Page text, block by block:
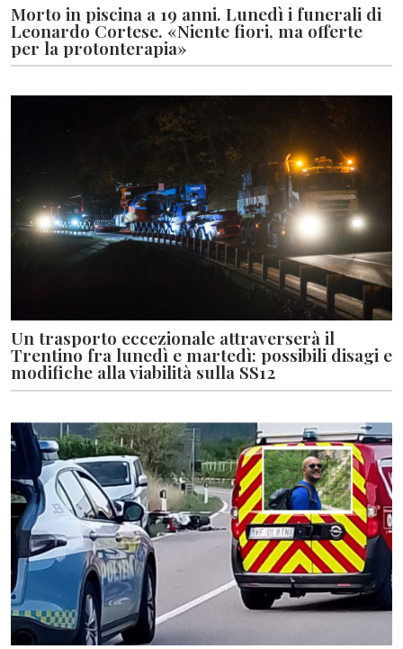
Morto in piscina a 19 anni. Lunedì i funerali di
Leonardo Cortese. «Niente fiori, ma offerte
per la protonterapia»
Un trasporto eccezionale attraverserà il
Trentino fra lunedì e martedì: possibili disagi e
modifiche alla viabilità sulla SS12